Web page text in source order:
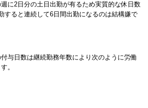
に2日分の土日出勤が有るため実質的な休日数
すると連続して6日間出勤になるのは結構嫌で
与日数は継続勤務年数により次のように労働
。